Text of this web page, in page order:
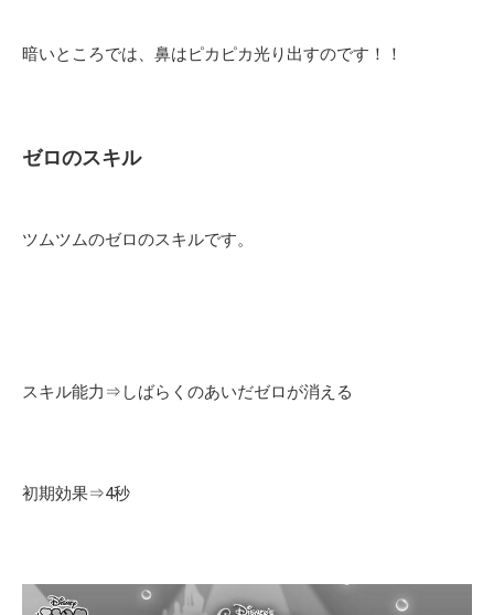
暗いところでは、鼻はピカピカ光り出すのです！！
ゼロのスキル
ツムツムのゼロのスキルです。
スキル能力⇒しばらくのあいだゼロが消える
初期効果⇒4秒